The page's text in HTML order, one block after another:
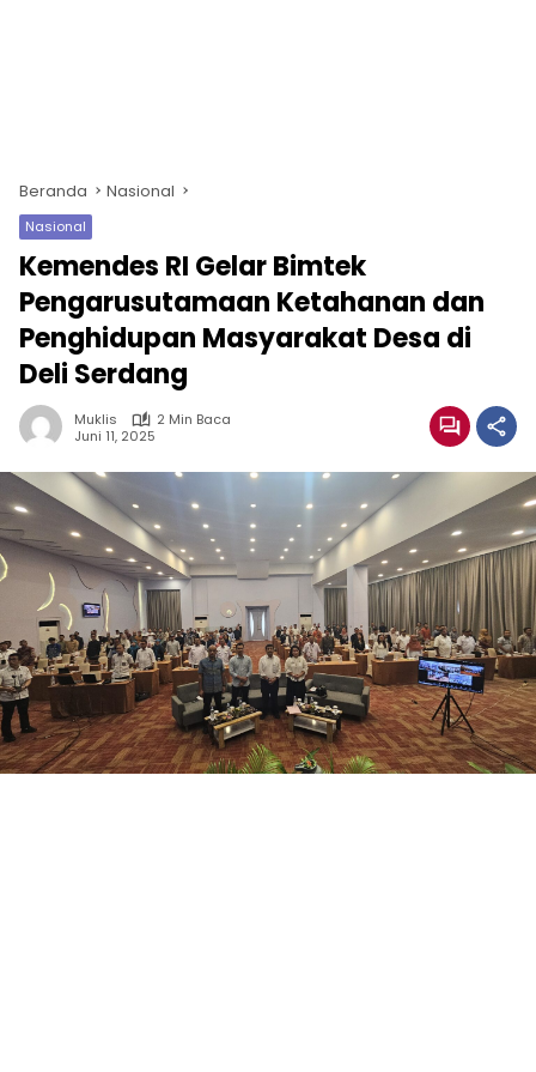
Beranda Nasional
Nasional
Kemendes RI Gelar Bimtek
Pengarusutamaan Ketahanan dan
Penghidupan Masyarakat Desa di
Deli Serdang
Muklis
2 Min Baca
Juni 11, 2025